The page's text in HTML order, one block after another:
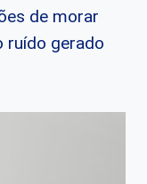
de morar
ruído gerado